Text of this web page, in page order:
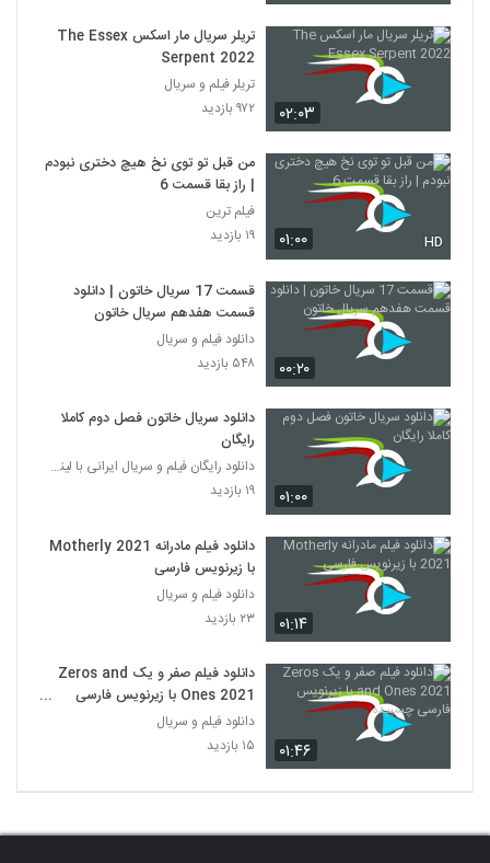
۰۲:۰۳
تریلر سریال مار اسکس The Essex
Serpent 2022
تریلر فیلم و سریال
۹۷۲ بازدید
۰۱:۰۰ HD
من قبل تو توی نخ هیچ دختری نبودم
| راز بقا قسمت 6
فیلم ترین
۱۹ بازدید
۰۰:۲۰
قسمت 17 سریال خاتون | دانلود
قسمت هفدهم سریال خاتون
دانلود فیلم و سریال
۵۴۸ بازدید
۰۱:۰۰
دانلود سریال خاتون فصل دوم کاملا
رایگان
دانلود رایگان فیلم و سریال ایرانی با لینک مستقیم
۱۹ بازدید
۰۱:۱۴
دانلود فیلم مادرانه Motherly 2021
با زیرنویس فارسی
دانلود فیلم و سریال
۲۳ بازدید
۰۱:۴۶
دانلود فیلم صفر و یک Zeros and
Ones 2021 با زیرنویس فارسی
چسبیده
دانلود فیلم و سریال
۱۵ بازدید